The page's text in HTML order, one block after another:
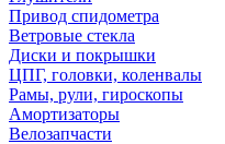
Привод спидометра
Ветровые стекла
Диски и покрышки
ЦПГ, головки, коленвалы
Рамы, рули, гироскопы
Амортизаторы
Велозапчасти